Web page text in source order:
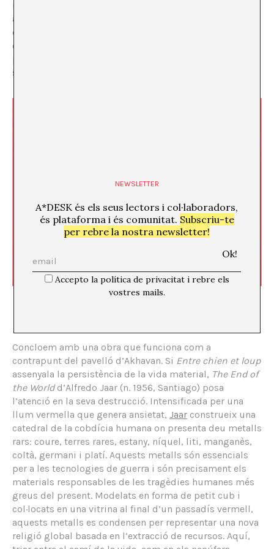
mitologia personal? I en quina mesura la seva càrrega
afectiva depèn del coneixement de les històries
complexes dels materials utilitzats? Són preguntes
difícils perquè totes dues artistes destaquen
precisament per exposar materials texturitzats i les
seves condicions de producció.
Concloem amb una obra que funciona com a
contrapunt del pavelló d’Akhavan. Si Entre chien et loup
assenyala la persistència de la vida material, The End of
the Worldd’Alfredo Jaar (n. 1956, Santiago) posa
l’atenció en la seva destrucció. Intensificada per una
llum vermella que genera ansietat, Jaar construeix una
catedral de la cobdícia humana on presenta deu metalls
rars: coure, terres rares, estany, níquel, liti, manganès,
coltà, germani i platí. Aquests metalls són essencials
per a les tecnologies de guerra i són precisament els
materials responsables de les tragèdies humanes més
greus del present. Modelats en forma de petit cub i
col·locats en una vitrina al final d’un passadís vermell,
aquests metalls es condensen per representar una nova
religió global basada en l’extracció de recursos. Aquí,
NEWSLETTER
A*DESK és els seus lectors i col·laboradors,
és plataforma i és comunitat. Subscriu-te
per rebre la nostra newsletter!
Accepto la política de privacitat i rebre els
vostres mails.